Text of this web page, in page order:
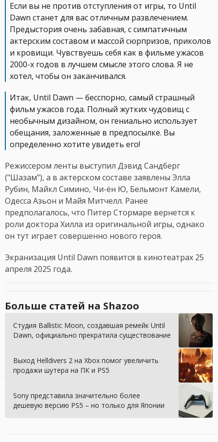
Если вы не против отступления от игры, то Until
Dawn станет для вас отличным развлечением.
Предыстория очень забавная, с симпатичным
актерским составом и массой сюрпризов, приколов
и кровищи. Чувствуешь себя как в фильме ужасов
2000-х годов в лучшем смысле этого слова. Я не
хотел, чтобы он заканчивался.
Итак, Until Dawn — бесспорно, самый страшный
фильм ужасов года. Полный жутких чудовищ с
необычным дизайном, он гениально использует
обещания, заложенные в предпосылке. Вы
определенно хотите увидеть его!
Режиссером ленты выступил Дэвид Сандберг
("Шазам"), а в актерском составе заявлены Элла
Рубин, Майкл Симино, Чи-ён Ю, Бельмонт Камели,
Одесса Азьон и Майя Митчелл. Ранее
предполагалось, что Питер Стормаре вернется к
роли доктора Хилла из оригинальной игры, однако
он тут играет совершенно нового героя.
Экранизация Until Dawn появится в кинотеатрах 25
апреля 2025 года.
Больше статей на Shazoo
Студия Ballistic Moon, создавшая ремейк Until
Dawn, официально прекратила существование
Выход Helldivers 2 на Xbox помог увеличить
продажи шутера на ПК и PS5
Sony представила значительно более
дешевую версию PS5 – но только для Японии